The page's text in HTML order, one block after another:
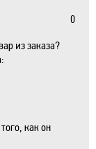
0
из заказа?
как он